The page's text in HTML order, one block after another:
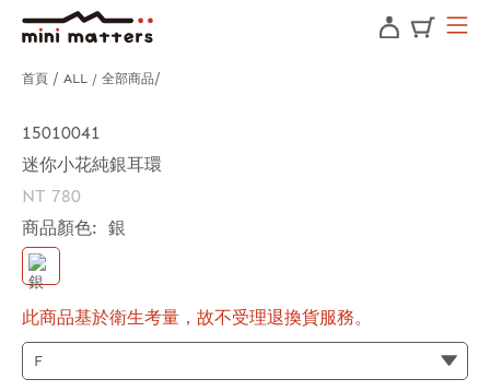
首頁 ALL / 全部商品
15010041
迷你小花純銀耳環
NT 780
商品顏色: 銀
此商品基於衛生考量，故不受理退換貨服務。